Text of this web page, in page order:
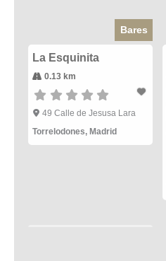
Bares
La Esquinita
0.13 km
49 Calle de Jesusa Lara
Torrelodones, Madrid